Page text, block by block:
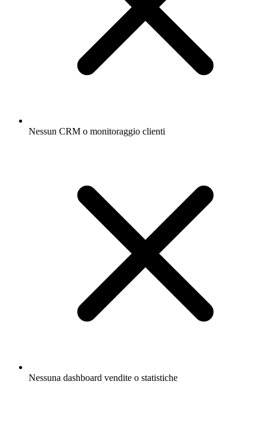
Nessun CRM o monitoraggio clienti
Nessuna dashboard vendite o statistiche